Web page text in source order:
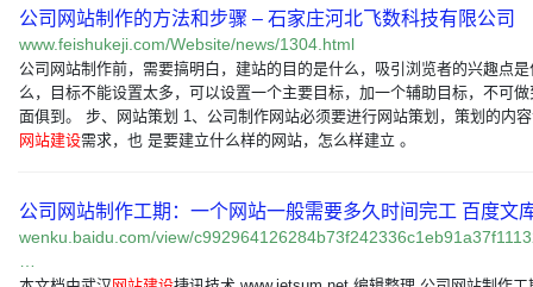
公司网站制作的方法和步骤 – 石家庄河北飞数科技有限公司
www.feishukeji.com/Website/news/1304.html
公司网站制作前，需要搞明白，建站的目的是什么，吸引浏览者的兴趣点是
么，目标不能设置太多，可以设置一个主要目标，加一个辅助目标，不可做
面俱到。 步、网站策划 1、公司制作网站必须要进行网站策划，策划的内
网站建设需求，也 是要建立什么样的网站，怎么样建立 。
公司网站制作工期：一个网站一般需要多久时间完工 百度文
wenku.baidu.com/view/